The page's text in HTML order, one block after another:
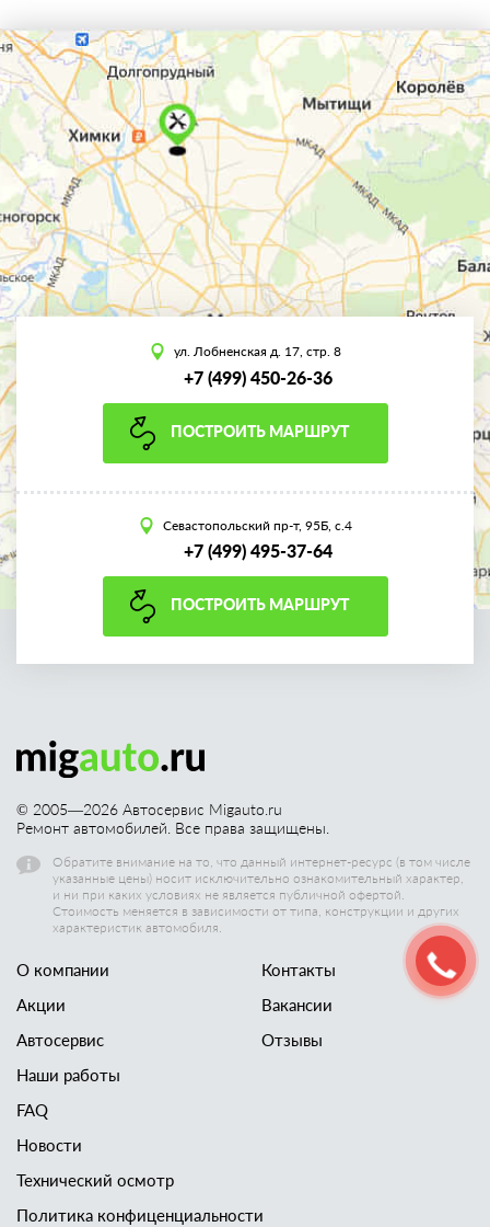
ул. Лобненская д. 17, стр. 8
+7 (499) 450-26-36
ПОСТРОИТЬ МАРШРУТ
Севастопольский пр-т, 95Б, с.4
+7 (499) 495-37-64
ПОСТРОИТЬ МАРШРУТ
© 2005—2026 Автосервис Migauto.ru
Ремонт автомобилей. Все права защищены.
Обратите внимание на то, что данный интернет-ресурс (в том числе
указанные цены) носит исключительно ознакомительный характер,
и ни при каких условиях не является публичной офертой.
Стоимость меняется в зависимости от типа, конструкции и других
характеристик автомобиля.
О компании
Акции
Автосервис
Наши работы
Контакты
Вакансии
Отзывы
FAQ
Новости
Технический осмотр
Политика конфиценциальности